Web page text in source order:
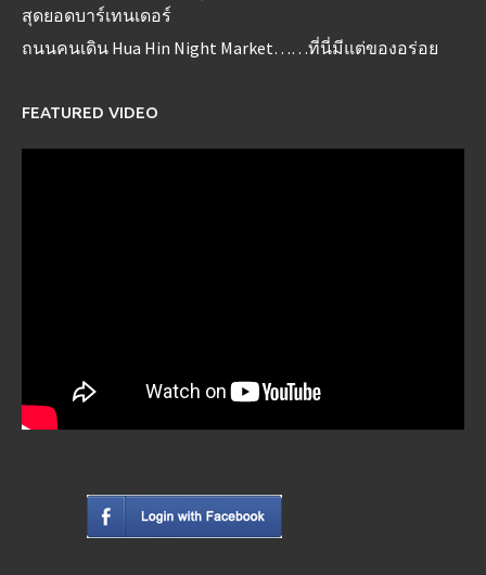
สุดยอดบาร์เทนเดอร์
ถนนคนเดิน Hua Hin Night Market……ที่นี่มีแต่ของอร่อย
FEATURED VIDEO